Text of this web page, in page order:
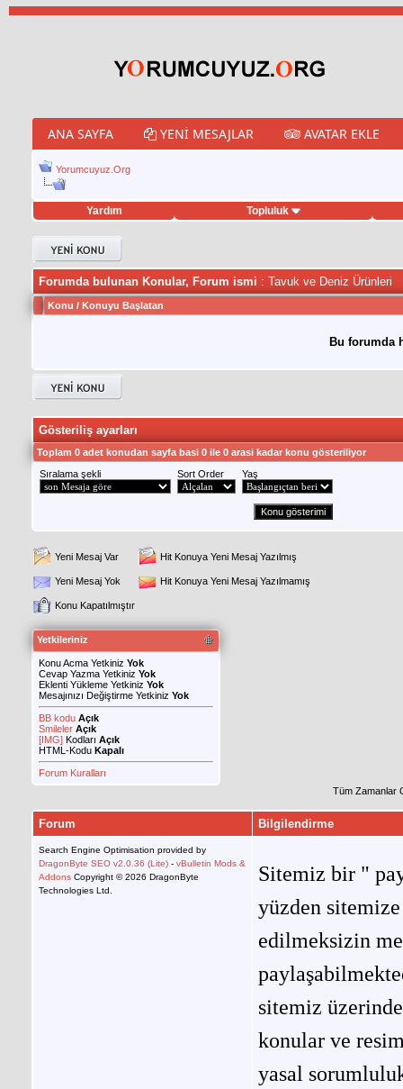
ANA SAYFA YENI MESAJLAR AVATAR EKLE
Yorumcuyuz.Org
Yardım Topluluk
hilesi
Forumda bulunan Konular, Forum ismi : Tavuk ve Deniz Ürünleri
Konu / Konuyu Başlatan
Bu forumda
Gösteriliş ayarları
Toplam 0 adet konudan sayfa basi 0 ile 0 arasi kadar konu gösteriliyor
Sıralama şekli
Sort Order Yaş
Yeni Mesaj Var Hit Konuya Yeni Mesaj Yazılmış
Yeni Mesaj Yok Hit Konuya Yeni Mesaj Yazılmamış
Konu Kapatılmıştır
Yetkileriniz
Konu Acma Yetkiniz Yok
Cevap Yazma Yetkiniz Yok
Eklenti Yükleme Yetkiniz Yok
Mesajınızı Değiştirme Yetkiniz Yok
BB kodu Açık
Smileler Açık
[IMG] Kodları Açık
HTML-Kodu Kapalı
Forum Kuralları
Tüm Zamanlar
Forum Bilgilendirme
Search Engine Optimisation provided by
DragonByte SEO v2.0.36 (Lite) - vBulletin Mods &
Addons Copyright © 2026 DragonByte
Technologies Ltd.
Sitemiz bir "
yüzden
edilmeksizin
sitemiz
konular ve
yasal